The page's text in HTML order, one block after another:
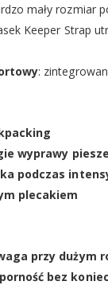
mały rozmiar
Keeper Strap
:
wyprawy piesze
podczas
plecakiem
przy dużym
bez